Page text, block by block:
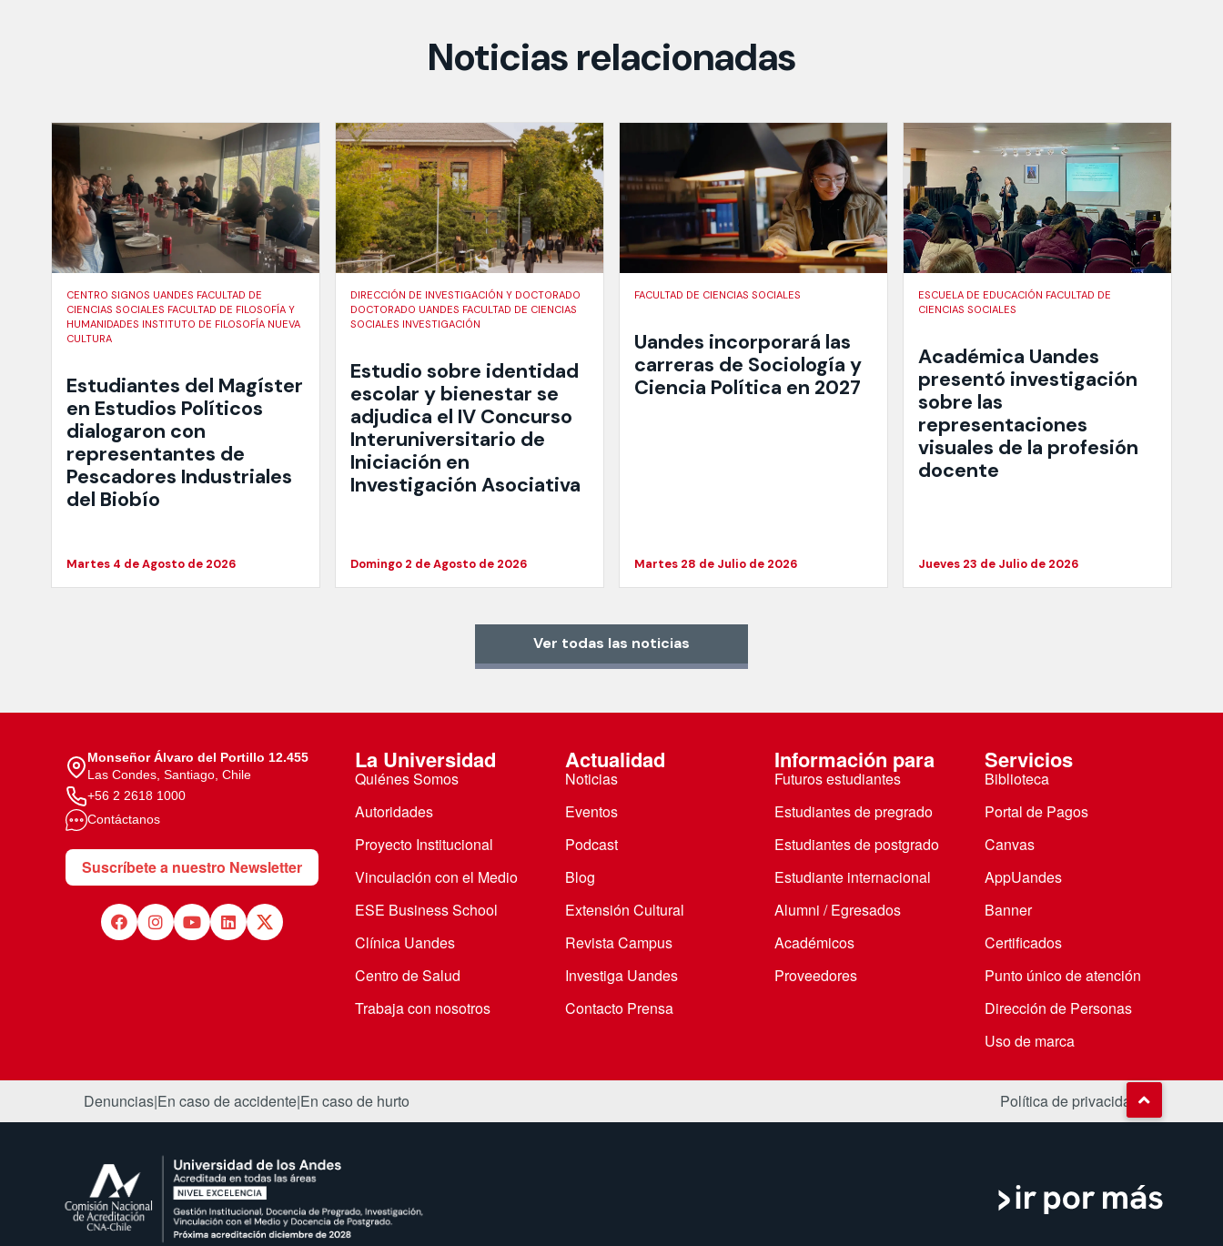
Noticias relacionadas
CENTRO SIGNOS UANDES FACULTAD DE
CIENCIAS SOCIALES FACULTAD DE FILOSOFÍA Y
HUMANIDADES INSTITUTO DE FILOSOFÍA NUEVA
CULTURA
Estudiantes del Magíster
en Estudios Políticos
dialogaron con
representantes de
Pescadores Industriales
del Biobío
Martes 4 de Agosto de 2026
DIRECCIÓN DE INVESTIGACIÓN Y DOCTORADO
DOCTORADO UANDES FACULTAD DE CIENCIAS
SOCIALES INVESTIGACIÓN
Estudio sobre identidad
escolar y bienestar se
adjudica el IV Concurso
Interuniversitario de
Iniciación en
Investigación Asociativa
Domingo 2 de Agosto de 2026
FACULTAD DE CIENCIAS SOCIALES
Uandes incorporará las
carreras de Sociología y
Ciencia Política en 2027
Martes 28 de Julio de 2026
ESCUELA DE EDUCACIÓN FACULTAD DE
CIENCIAS SOCIALES
Académica Uandes
presentó investigación
sobre las
representaciones
visuales de la profesión
docente
Jueves 23 de Julio de 2026
Ver todas las noticias
Monseñor Álvaro del Portillo 12.455
Las Condes, Santiago, Chile
+56 2 2618 1000
Contáctanos
Suscríbete a nuestro Newsletter
La Universidad
Quiénes Somos
Autoridades
Proyecto Institucional
Vinculación con el Medio
ESE Business School
Clínica Uandes
Centro de Salud
Trabaja con nosotros
Actualidad
Noticias
Eventos
Podcast
Blog
Extensión Cultural
Revista Campus
Investiga Uandes
Contacto Prensa
Información para
Futuros estudiantes
Estudiantes de pregrado
Estudiantes de postgrado
Estudiante internacional
Alumni / Egresados
Académicos
Proveedores
Servicios
Biblioteca
Portal de Pagos
Canvas
AppUandes
Banner
Certificados
Punto único de atención
Dirección de Personas
Uso de marca
Denuncias|En caso de accidente|En caso de hurto Política de privacidad